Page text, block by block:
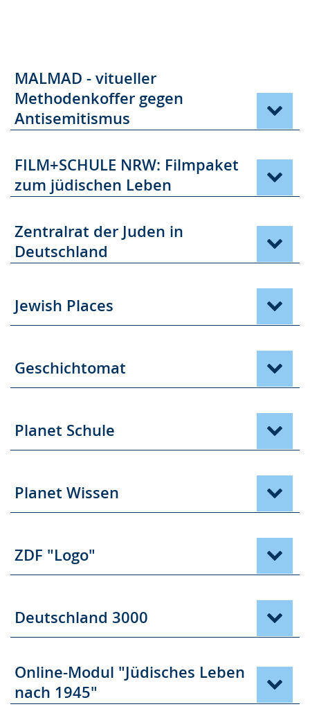
MALMAD - vitueller
Methodenkoffer gegen
Antisemitismus
FILM+SCHULE NRW: Filmpaket
zum jüdischen Leben
Zentralrat der Juden in
Deutschland
Jewish Places
Geschichtomat
Planet Schule
Planet Wissen
ZDF "Logo"
Deutschland 3000
Online-Modul "Jüdisches Leben
nach 1945"